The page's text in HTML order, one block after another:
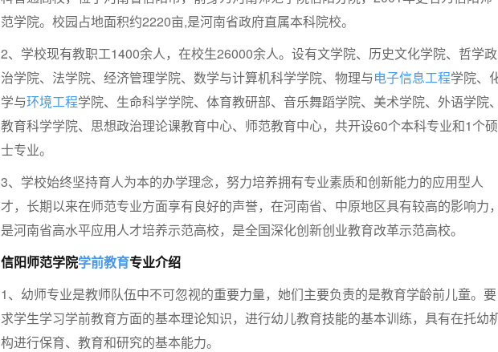
范学院。校园占地面积约2220亩,是河南省政府直属本科院校。
2、学校现有教职工1400余人，在校生26000余人。设有文学院、历史文化学院、哲学政
治学院、法学院、经济管理学院、数学与计算机科学学院、物理与电子信息工程学院、
学与环境工程学院、生命科学学院、体育教研部、音乐舞蹈学院、美术学院、外语学院、
教育科学学院、思想政治理论课教育中心、师范教育中心，共开设60个本科专业和1个硕
士专业。
3、学校始终坚持育人为本的办学理念，努力培养拥有专业素质和创新能力的应用型人
才，长期以来在师范专业方面享有良好的声誉，在河南省、中原地区具有较高的影响力，
是河南省高水平应用人才培养示范高校，是全国深化创新创业教育改革示范高校。
信阳师范学院学前教育专业介绍
1、幼师专业是教师队伍中不可忽视的重要力量，她们主要负责的是教育学龄前儿童。要
求学生学习学前教育方面的基本理论知识，进行幼儿教育技能的基本训练，具有在托幼
构进行保育、教育和研究的基本能力。